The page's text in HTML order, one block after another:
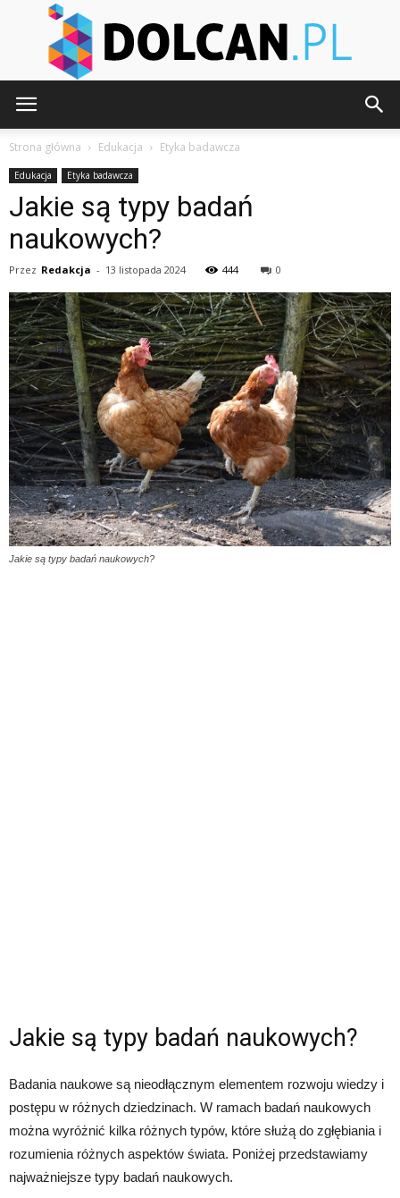
Strona główna Edukacja Etyka badawcza
Edukacja Etyka badawcza
Jakie są typy badań
naukowych?
Przez Redakcja - 13 listopada 2024 444 0
Jakie są typy badań naukowych?
Jakie są typy badań naukowych?
Badania naukowe są nieodłącznym elementem rozwoju wiedzy i
postępu w różnych dziedzinach. W ramach badań naukowych
można wyróżnić kilka różnych typów, które służą do zgłębiania i
rozumienia różnych aspektów świata. Poniżej przedstawiamy
najważniejsze typy badań naukowych.